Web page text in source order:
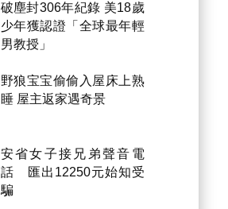
破塵封306年紀錄 美18歲
少年獲認證「全球最年輕
男教授」
野狼宝宝偷偷入屋床上熟
睡 屋主返家遇奇景
安省女子接兄弟聲音電
話 匯出12250元始知受
騙